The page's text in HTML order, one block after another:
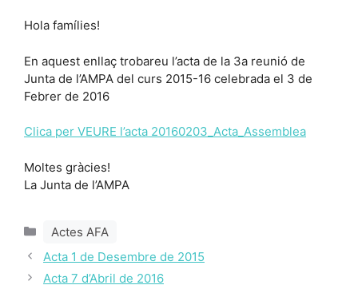
Hola famílies!
En aquest enllaç trobareu l’acta de la 3a reunió de
Junta de l’AMPA del curs 2015-16 celebrada el 3 de
Febrer de 2016
Clica per VEURE l’acta 20160203_Acta_Assemblea
Moltes gràcies!
La Junta de l’AMPA
Categories
Actes AFA
Acta 1 de Desembre de 2015
Acta 7 d’Abril de 2016